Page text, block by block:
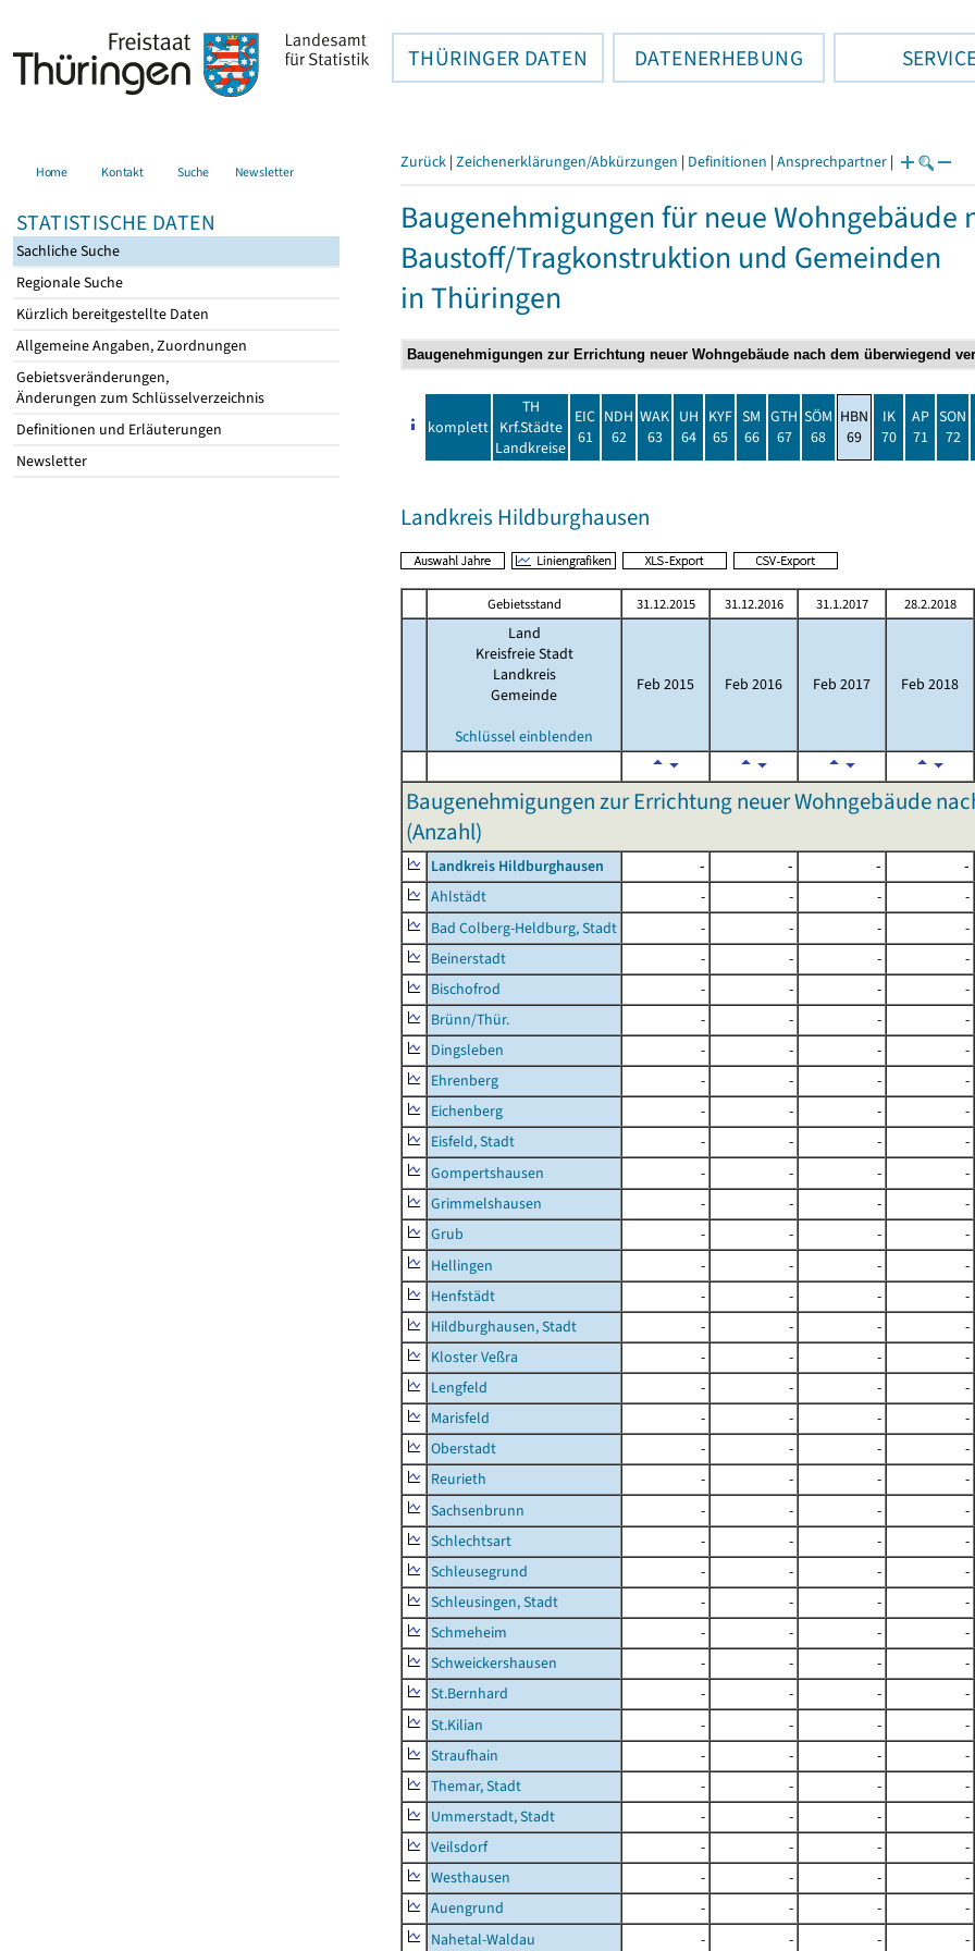
THÜRINGER DATEN DATENERHEBUNG
Home Kontakt Suche Newsletter
STATISTISCHE DATEN
Sachliche Suche
Regionale Suche
Kürzlich bereitgestellte Daten
Allgemeine Angaben, Zuordnungen
Gebietsveränderungen,
Änderungen zum Schlüsselverzeichnis
Definitionen und Erläuterungen
Newsletter
Zurück | Zeichenerklärungen/Abkürzungen | Definitionen | Ansprechpartner |
Baugenehmigungen für neue
Baustoff/Tragkonstruktion und Gemeinden
in Thüringen
komplett
TH
Krf.Städte
Landkreise
EIC
61
NDH
62
WAK
63
UH
64
KYF
65
SM
66
GTH
67
SÖM
68
HBN
69
IK
70
AP
71
SON
72
Landkreis Hildburghausen
Gebietsstand 31.12.2015 31.12.2016 31.1.2017 28.2.2018
Land
Kreisfreie Stadt
Landkreis
Gemeinde
Schlüssel einblenden
Feb 2015 Feb 2016 Feb 2017 Feb 2018
Baugenehmigungen zur Errichtung neuer Wohngebäude
(Anzahl)
Landkreis Hildburghausen - - - -
Ahlstädt
- - - -
Bad Colberg-Heldburg, Stadt
- - -
-
Beinerstadt
- - - -
Bischofrod
- - - -
Brünn/Thür.
- - - -
Dingsleben
- - - -
Ehrenberg
- - - -
Eichenberg
- - - -
Eisfeld, Stadt
- - - -
Gompertshausen
- - -
-
Grimmelshausen
- - - -
Grub
- - - -
Hellingen
- - -
-
Henfstädt
- - - -
Hildburghausen, Stadt
- - - -
Kloster Veßra
- - - -
Lengfeld
- - - -
Marisfeld
- - - -
Oberstadt
- - - -
Reurieth
- - - -
Sachsenbrunn
- - -
-
Schlechtsart
- - - -
Schleusegrund
- - - -
Schleusingen, Stadt
- - - -
Schmeheim
- - - -
Schweickershausen
- - - -
St.Bernhard
- - - -
St.Kilian
- - -
-
Straufhain
- - - -
Themar, Stadt
- - - -
Ummerstadt, Stadt
- - - -
Veilsdorf
- - - -
Westhausen
- - - -
Auengrund
- - - -
Nahetal-Waldau
- - - -